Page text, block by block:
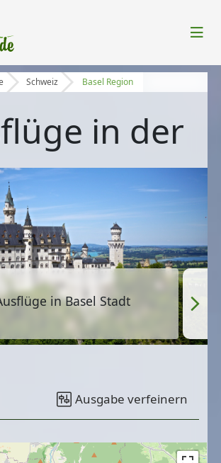
Schweiz Basel Region
in der
im Baselland
Ausgabe verfeinern